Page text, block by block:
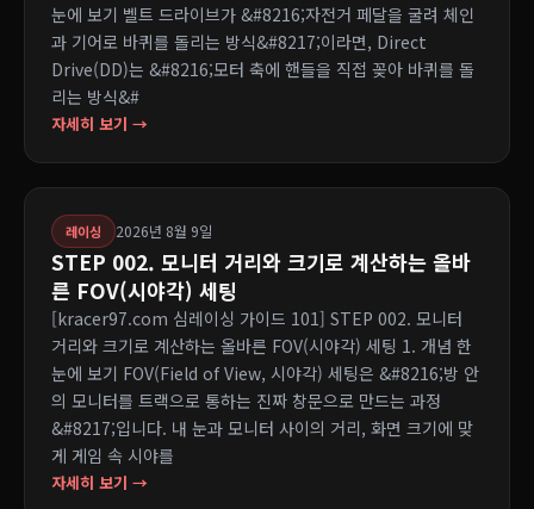
눈에 보기 벨트 드라이브가 &#8216;자전거 페달을 굴려 체인
과 기어로 바퀴를 돌리는 방식&#8217;이라면, Direct
Drive(DD)는 &#8216;모터 축에 핸들을 직접 꽂아 바퀴를 돌
리는 방식&#
자세히 보기 →
레이싱 2026년 8월 9일
STEP 002. 모니터 거리와 크기로 계산하는 올바
른 FOV(시야각) 세팅
[kracer97.com 심레이싱 가이드 101] STEP 002. 모니터
거리와 크기로 계산하는 올바른 FOV(시야각) 세팅 1. 개념 한
눈에 보기 FOV(Field of View, 시야각) 세팅은 &#8216;방 안
의 모니터를 트랙으로 통하는 진짜 창문으로 만드는 과정
&#8217;입니다. 내 눈과 모니터 사이의 거리, 화면 크기에 맞
게 게임 속 시야를
자세히 보기 →